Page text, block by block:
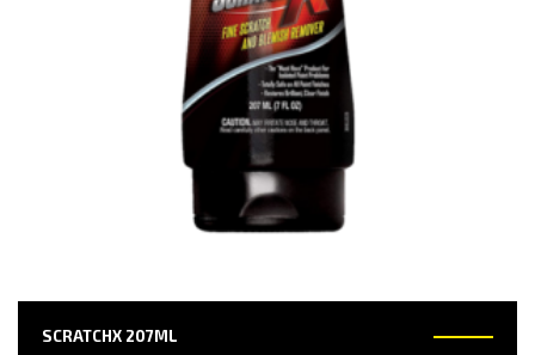
SCRATCHX 207ML